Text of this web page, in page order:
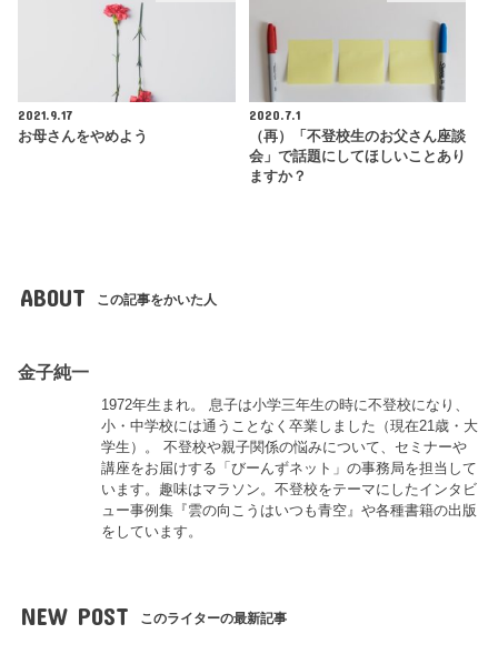
2021.9.17
お母さんをやめよう
2020.7.1
（再）「不登校生のお父さん座談
会」で話題にしてほしいことあり
ますか？
ABOUT この記事をかいた人
金子純一
1972年生まれ。 息子は小学三年生の時に不登校になり、
小・中学校には通うことなく卒業しました（現在21歳・大
学生）。 不登校や親子関係の悩みについて、セミナーや
講座をお届けする「びーんずネット」の事務局を担当して
います。趣味はマラソン。不登校をテーマにしたインタビ
ュー事例集『雲の向こうはいつも青空』や各種書籍の出版
をしています。
NEW POST このライターの最新記事